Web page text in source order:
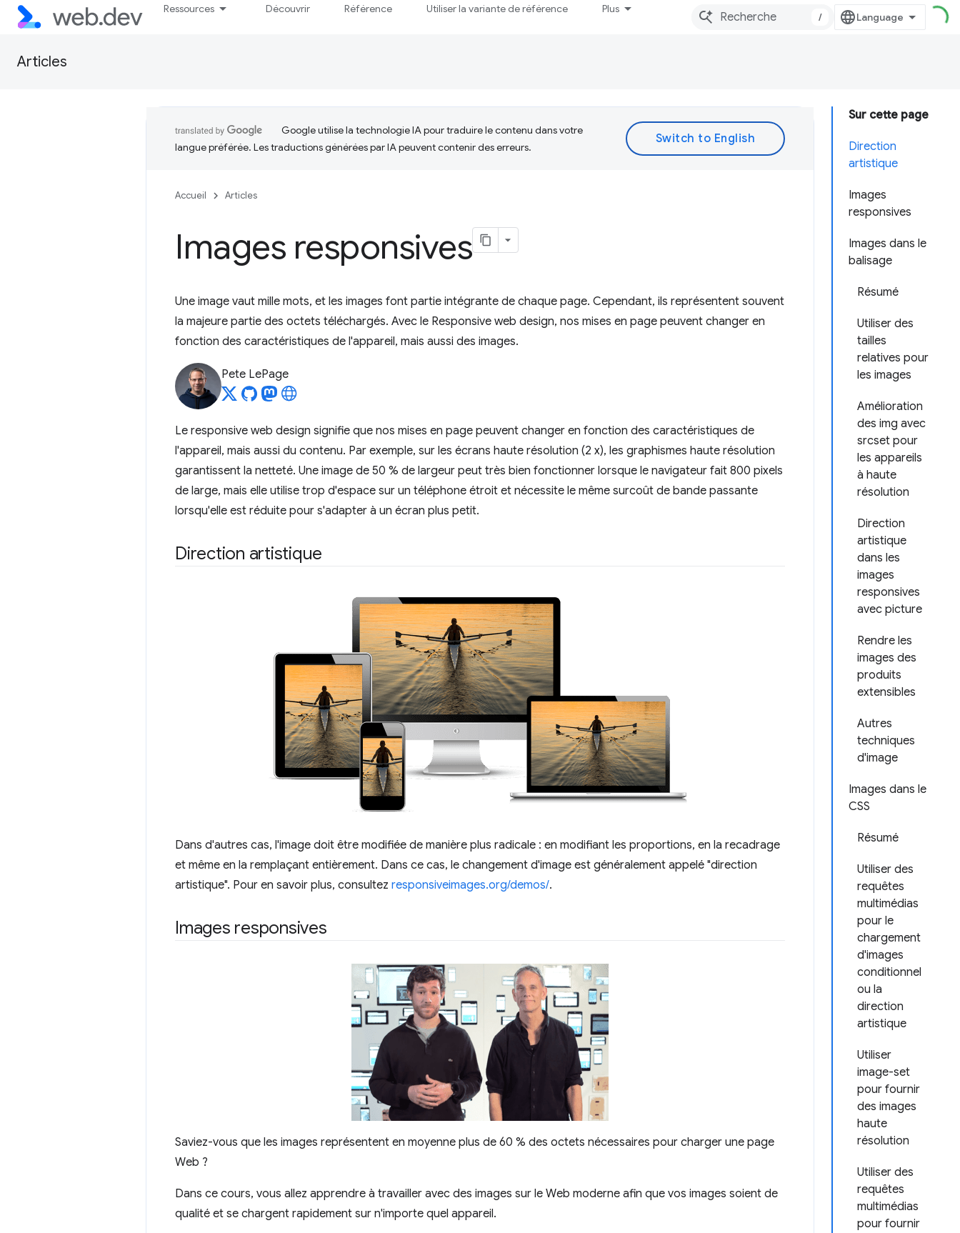
Ressources Découvrir Référence Utiliser la variante de référence Plus
/
Articles
Sur cette page
Direction
artistique
Images
responsives
Images dans le
balisage
Résumé
Utiliser des
tailles
relatives pour
les images
Amélioration
des img avec
srcset pour
les appareils
à haute
résolution
Direction
artistique
dans les
images
responsives
avec picture
Rendre les
images des
produits
extensibles
Autres
techniques
d'image
Images dans le
CSS
Résumé
Utiliser des
requêtes
multimédias
pour le
chargement
d'images
conditionnel
ou la
direction
artistique
Utiliser
image-set
pour fournir
des images
haute
résolution
Utiliser des
requêtes
multimédias
pour fournir
Google utilise la technologie IA pour traduire le contenu dans votre
langue préférée. Les traductions générées par IA peuvent contenir des erreurs.
Accueil Articles
Images responsives
Une image vaut mille mots, et les images font partie intégrante de chaque page. Cependant, ils représentent souvent
la majeure partie des octets téléchargés. Avec le Responsive web design, nos mises en page peuvent changer en
fonction des caractéristiques de l'appareil, mais aussi des images.
Pete LePage
Le responsive web design signifie que nos mises en page peuvent changer en fonction des caractéristiques de
l'appareil, mais aussi du contenu. Par exemple, sur les écrans haute résolution (2 x), les graphismes haute résolution
garantissent la netteté. Une image de 50 % de largeur peut très bien fonctionner lorsque le navigateur fait 800 pixels
de large, mais elle utilise trop d'espace sur un téléphone étroit et nécessite le même surcoût de bande passante
lorsqu'elle est réduite pour s'adapter à un écran plus petit.
Direction artistique
Dans d'autres cas, l'image doit être modifiée de manière plus radicale : en modifiant les proportions, en la recadrage
et même en la remplaçant entièrement. Dans ce cas, le changement d'image est généralement appelé "direction
artistique". Pour en savoir plus, consultez responsiveimages.org/demos/.
Images responsives
Saviez-vous que les images représentent en moyenne plus de 60 % des octets nécessaires pour charger une page
Web ?
Dans ce cours, vous allez apprendre à travailler avec des images sur le Web moderne afin que vos images soient de
qualité et se chargent rapidement sur n'importe quel appareil.